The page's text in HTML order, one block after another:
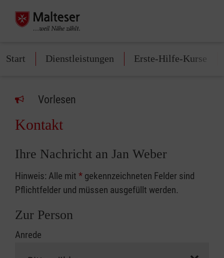
Start Dienstleistungen Erste-Hilfe-Kurse
Vorlesen
Kontakt
Ihre Nachricht an Jan Weber
Hinweis: Alle mit * gekennzeichneten Felder sind
Pflichtfelder und müssen ausgefüllt werden.
Zur Person
Anrede